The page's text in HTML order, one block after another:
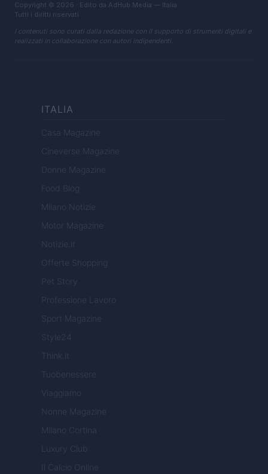
Copyright © 2026 · Edito da AdHub Media — Italia
Tutti i diritti riservati
I contenuti sono curati dalla redazione con il supporto di strumenti digitali e
realizzati in collaborazione con autori indipendenti.
ITALIA
Casa Magazine
Cineverse Magazine
Donne Magazine
Food Blog
Milano Notizie
Motor Magazine
Notizie.it
Offerte Shopping
Pet Story
Professione Lavoro
Sport Magazine
Style24
Think.it
Tuobenessere
Viaggiamo
Nonne Magazine
Milano Cortina
Luxury Club
Il Calcio Online